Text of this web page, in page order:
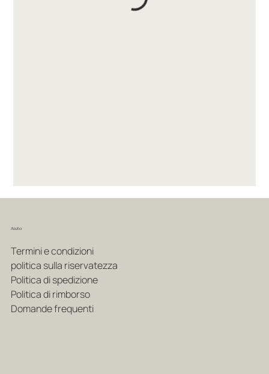
Aiuto
Termini e condizioni
politica sulla riservatezza
Politica di spedizione
Politica di rimborso
Domande frequenti